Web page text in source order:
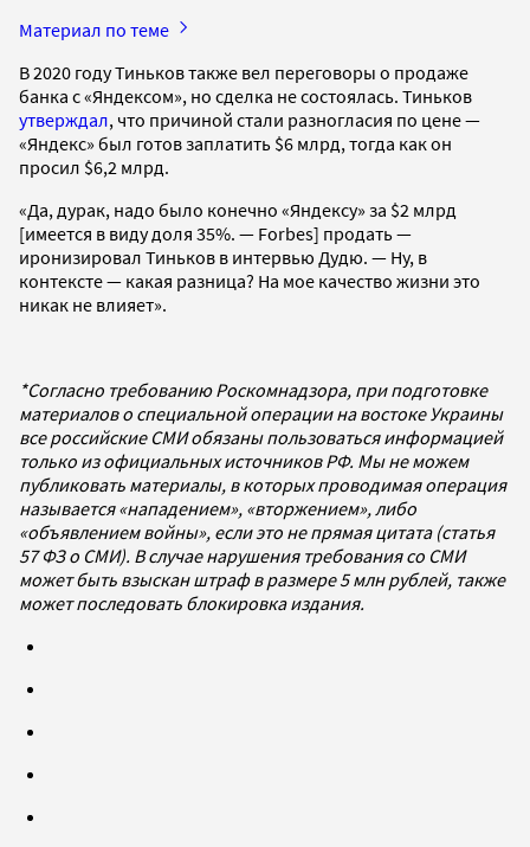
Материал по теме
В 2020 году Тиньков также вел переговоры о продаже
банка с «Яндексом», но сделка не состоялась. Тиньков
утверждал, что причиной стали разногласия по цене —
«Яндекс» был готов заплатить $6 млрд, тогда как он
просил $6,2 млрд.
«Да, дурак, надо было конечно «Яндексу» за $2 млрд
[имеется в виду доля 35%. — Forbes] продать —
иронизировал Тиньков в интервью Дудю. — Ну, в
контексте — какая разница? На мое качество жизни это
никак не влияет».
*Согласно требованию Роскомнадзора, при подготовке
материалов о специальной операции на востоке Украины
все российские СМИ обязаны пользоваться информацией
только из официальных источников РФ. Мы не можем
публиковать материалы, в которых проводимая операция
называется «нападением», «вторжением», либо
«объявлением войны», если это не прямая цитата (статья
57 ФЗ о СМИ). В случае нарушения требования со СМИ
может быть взыскан штраф в размере 5 млн рублей, также
может последовать блокировка издания.